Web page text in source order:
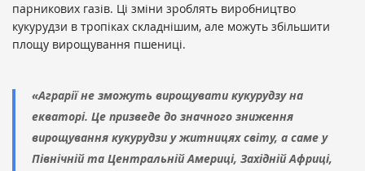
парникових газів. Ці зміни зроблять виробництво
кукурудзи в тропіках складнішим, але можуть збільшити
площу вирощування пшениці.
«Аграрії не зможуть вирощувати кукурудзу на
екваторі. Це призведе до значного зниження
вирощування кукурудзи у житницях світу, а саме у
Північній та Центральній Америці, Західній Африці,